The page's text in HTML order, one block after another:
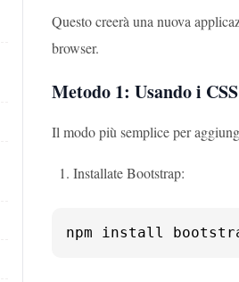
Questo creerà una nuova
browser.
Metodo 1: Usando i
Il modo più semplice per
Installate Bootstrap:
npm install